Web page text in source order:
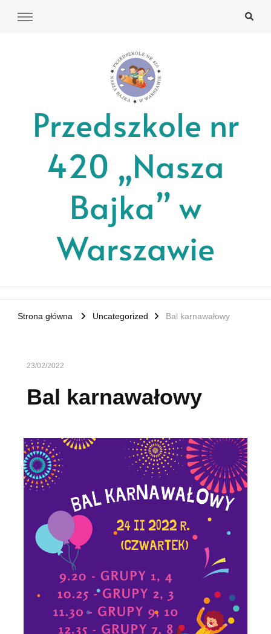
Przedszkole nr
420 „Nasza
Bajka” w
Warszawie
Strona główna Uncategorized Bal karnawałowy
23/02/2022
Bal karnawałowy